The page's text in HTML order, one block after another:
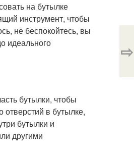
на бутылке
инструмент, чтобы
не беспокойтесь, вы
идеального
бутылки, чтобы
отверстий в бутылке,
бутылки и
другими
⇨